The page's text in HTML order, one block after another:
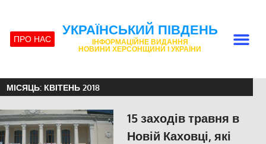
ПРО НАС
УКРАЇНСЬКИЙ ПІВДЕНЬ
ІНФОРМАЦІЙНЕ ВИДАННЯ
НОВИНИ ХЕРСОНЩИНИ І УКРАЇНИ
МІСЯЦЬ: КВІТЕНЬ 2018
15 заходів травня в
Новій Каховці, які